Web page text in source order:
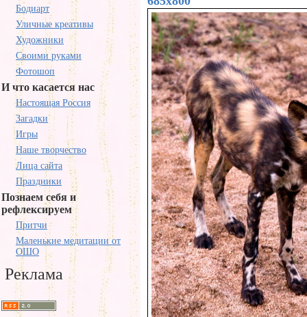
Бодиарт
Уличные креативы
Художники
Своими руками
Фотошоп
И что касается нас
Настоящая Россия
Загадки
Игры
Наше творчество
Лица сайта
Праздники
Познаем себя и
рефлексируем
Притчи
Маленькие медитации от
ОШО
Реклама